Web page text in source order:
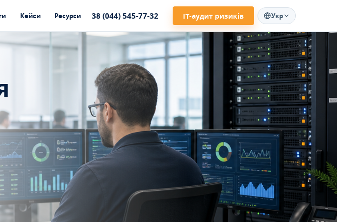
Кейси Ресурси 38 (044) 545-77-32 ІТ-аудит ризиків Укр